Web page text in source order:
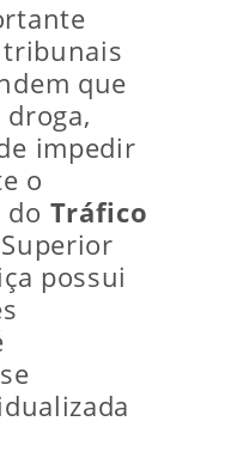
tribunais
que
impedir
o
do Tráfico
possui